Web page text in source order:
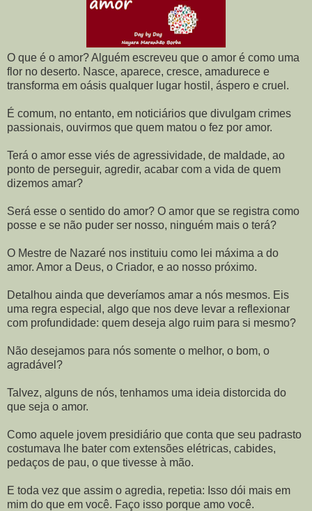
O que é o amor? Alguém escreveu que o amor é como uma
flor no deserto. Nasce, aparece, cresce, amadurece e
transforma em oásis qualquer lugar hostil, áspero e cruel.
É comum, no entanto, em noticiários que divulgam crimes
passionais, ouvirmos que quem matou o fez por amor.
Terá o amor esse viés de agressividade, de maldade, ao
ponto de perseguir, agredir, acabar com a vida de quem
dizemos amar?
Será esse o sentido do amor? O amor que se registra como
posse e se não puder ser nosso, ninguém mais o terá?
O Mestre de Nazaré nos instituiu como lei máxima a do
amor. Amor a Deus, o Criador, e ao nosso próximo.
Detalhou ainda que deveríamos amar a nós mesmos. Eis
uma regra especial, algo que nos deve levar a reflexionar
com profundidade: quem deseja algo ruim para si mesmo?
Não desejamos para nós somente o melhor, o bom, o
agradável?
Talvez, alguns de nós, tenhamos uma ideia distorcida do
que seja o amor.
Como aquele jovem presidiário que conta que seu padrasto
costumava lhe bater com extensões elétricas, cabides,
pedaços de pau, o que tivesse à mão.
E toda vez que assim o agredia, repetia: Isso dói mais em
mim do que em você. Faço isso porque amo você.